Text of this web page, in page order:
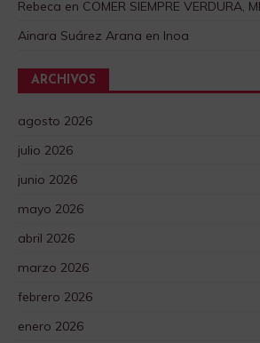
Rebeca en COMER SIEMPRE VERDURA,
Ainara Suárez Arana en Inoa
ARCHIVOS
agosto 2026
julio 2026
junio 2026
mayo 2026
abril 2026
marzo 2026
febrero 2026
enero 2026